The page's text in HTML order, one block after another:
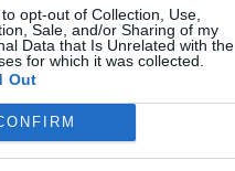
opt-out of Collection, Use,
Sale, and/or Sharing of my
Data that Is Unrelated with the
for which it was collected.
Out
VotoFV Entrato
3-0 NAP
0-2 VER